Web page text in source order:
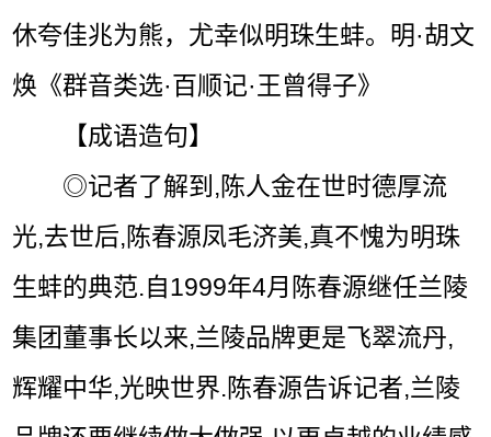
休夸佳兆为熊，尤幸似明珠生蚌。明·胡文
焕《群音类选·百顺记·王曾得子》
【成语造句】
◎记者了解到,陈人金在世时德厚流
光,去世后,陈春源凤毛济美,真不愧为明珠
生蚌的典范.自1999年4月陈春源继任兰陵
集团董事长以来,兰陵品牌更是飞翠流丹,
辉耀中华,光映世界.陈春源告诉记者,兰陵